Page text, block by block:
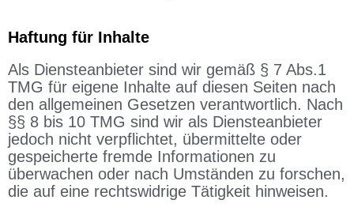
Haftung für Inhalte
Als Diensteanbieter sind wir gemäß § 7 Abs.1
TMG für eigene Inhalte auf diesen Seiten nach
den allgemeinen Gesetzen verantwortlich. Nach
§§ 8 bis 10 TMG sind wir als Diensteanbieter
jedoch nicht verpflichtet, übermittelte oder
gespeicherte fremde Informationen zu
überwachen oder nach Umständen zu forschen,
die auf eine rechtswidrige Tätigkeit hinweisen.